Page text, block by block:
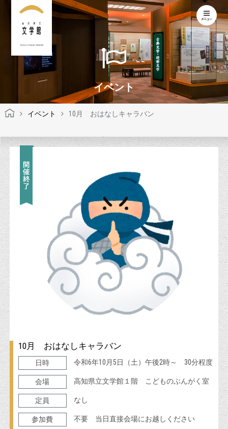
KOCHI LITERARY MUSEUM
イベント
イベント 10月 おはなしキャラバン
10月 おはなしキャラバン
日時 令和6年10月5日（土）午後2時～ 30分程度
会場 高知県立文学館１階 こどものぶんがく室
定員 なし
参加費 不要 当日直接会場にお越しください